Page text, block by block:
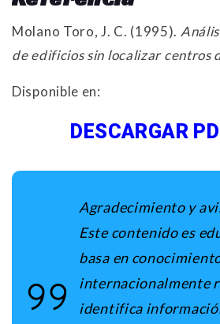
Molano Toro, J. C. (1995).
de edificios sin localizar centros
Disponible en:
DESCARGAR
Agradecimiento y
Este contenido es
basa en
internacionalmente
identifica